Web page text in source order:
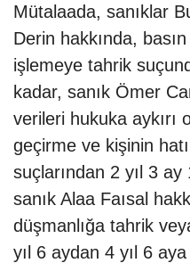
Mütalaada, sanıklar
Derin hakkında,
işlemeye tahrik
kadar, sanık Ömer
verileri hukuka aykırı
geçirme ve kişinin
suçlarından 2 yıl 3
sanık Alaa Faısal
düşmanlığa tahrik
yıl 6 aydan 4 yıl 6